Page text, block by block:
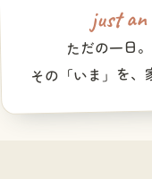
just
ただの一日
その「いま」を、